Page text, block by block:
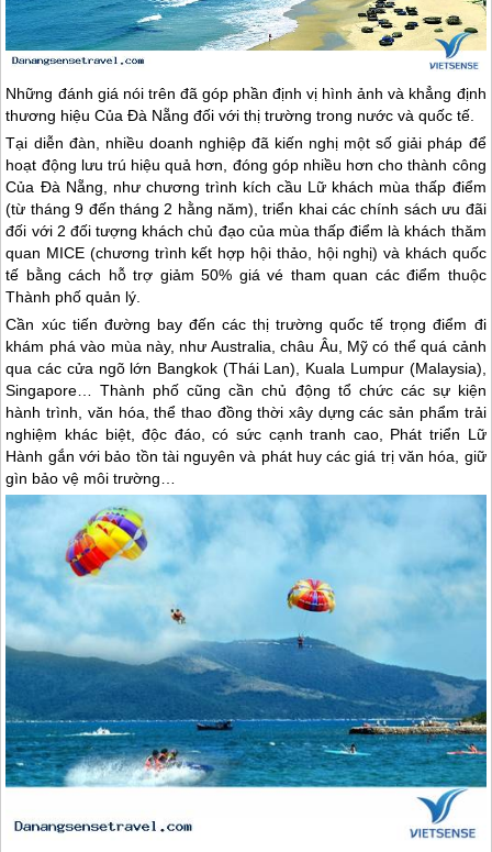
Những đánh giá nói trên đã góp phần định vị hình ảnh và khẳng định
thương hiệu CủaĐà Nẵng đối với thị trường trong nước và quốc tế.
Tại diễn đàn, nhiều doanh nghiệp đã kiến nghị một số giải pháp để
hoạt động lưu trú hiệu quả hơn, đóng góp nhiều hơn cho thành công
Của Đà Nẵng , như chương trình kích cầu Lữ khách mùa thấp điểm
(từ tháng 9 đến tháng 2 hằng năm), triển khai các chính sách ưu đãi
đối với 2 đối tượng khách chủ đạo của mùa thấp điểm là khách thăm
quan MICE (chương trình kết hợp hội thảo, hội nghị) và khách quốc
tế bằng cách hỗ trợ giảm 50% giá vé tham quan các điểm thuộc
Thành phố quản lý.
Cần xúc tiến đường bay đến các thị trường quốc tế trọng điểm đi
khám phá vào mùa này, như Australia, châu Âu, Mỹ có thể quá cảnh
qua các cửa ngõ lớn Bangkok (Thái Lan), Kuala Lumpur (Malaysia),
Singapore… Thành phố cũng cần chủ động tổ chức các sự kiện
hành trình, văn hóa, thể thao đồng thời xây dựng các sản phẩm trải
nghiệm khác biệt, độc đáo, có sức cạnh tranh cao, Phát triển Lữ
Hành gắn với bảo tồn tài nguyên và phát huy các giá trị văn hóa, giữ
gìn bảo vệ môi trường…